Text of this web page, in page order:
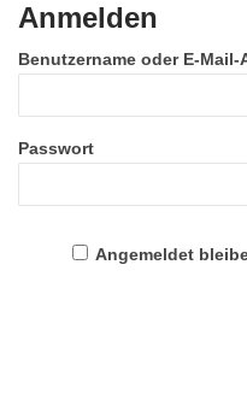
Anmelden
Benutzername oder E-Mail-
Passwort
Angemeldet